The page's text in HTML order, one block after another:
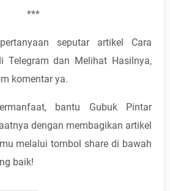
***
seputar artikel Cara
Telegram dan Melihat Hasilnya,
komentar ya.
bantu Gubuk Pintar
dengan membagikan artikel
melalui tombol share di bawah
baik!